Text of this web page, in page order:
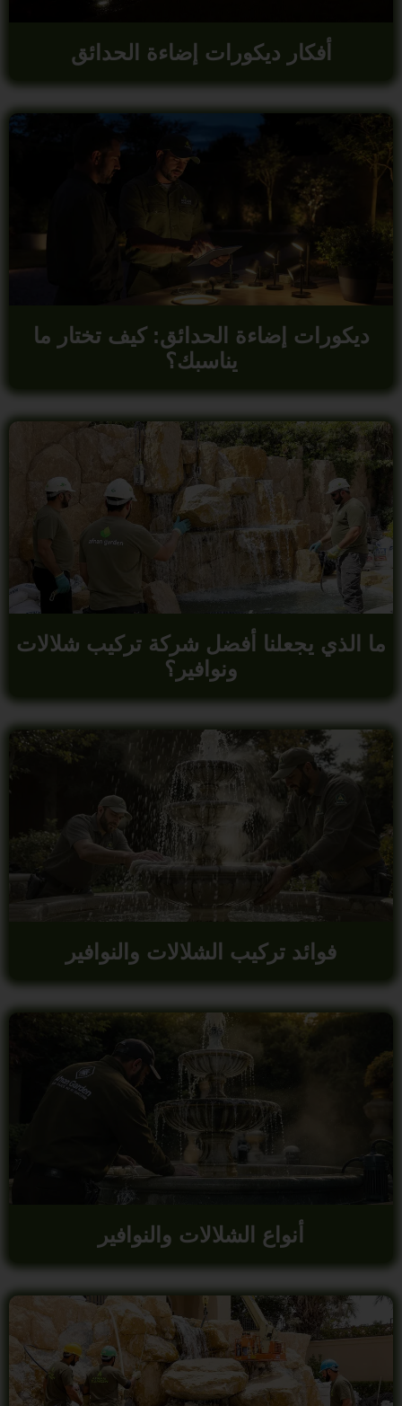
أفكار ديكورات إضاءة الحدائق
ديكورات إضاءة الحدائق: كيف تختار ما
يناسبك؟
ما الذي يجعلنا أفضل شركة تركيب شلالات
ونوافير؟
فوائد تركيب الشلالات والنوافير
أنواع الشلالات والنوافير